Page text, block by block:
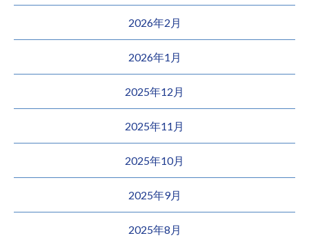
2026年2月
2026年1月
2025年12月
2025年11月
2025年10月
2025年9月
2025年8月